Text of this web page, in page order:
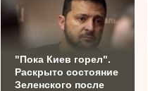
"Пока Киев горел".
Раскрыто состояние
Зеленского после